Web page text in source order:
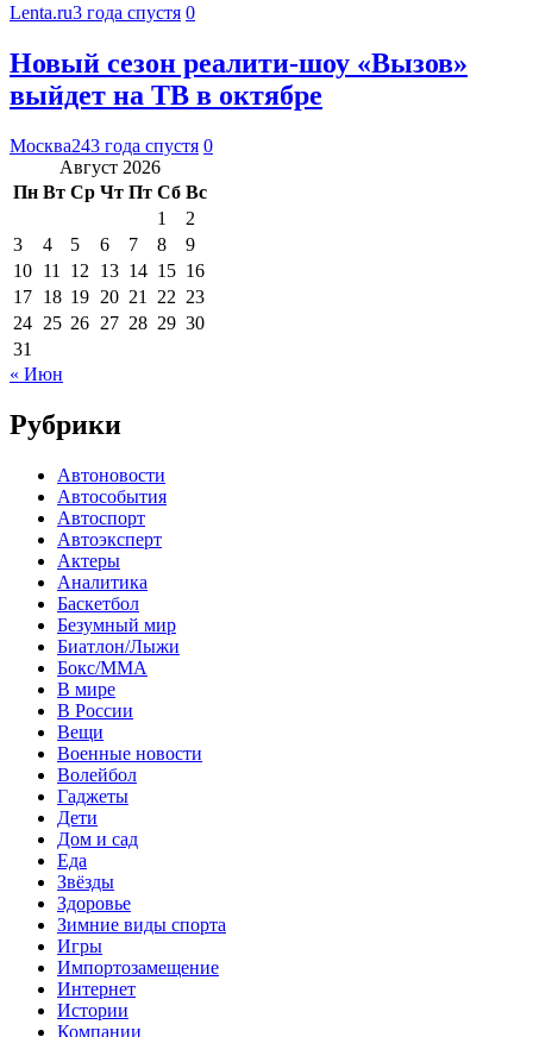
Lenta.ru3 года спустя 0
Новый сезон реалити-шоу «Вызов»
выйдет на ТВ в октябре
Москва243 года спустя 0
Август 2026
Пн Вт Ср Чт Пт Сб Вс
1
2
3
4 5 6 7 8
9
10 11 12 13 14 15 16
17 18 19 20 21 22 23
24 25 26 27 28 29 30
31
« Июн
Рубрики
Автоновости
Автособытия
Автоспорт
Автоэксперт
Актеры
Аналитика
Баскетбол
Безумный мир
Биатлон/Лыжи
Бокс/MMA
В мире
В России
Вещи
Военные новости
Волейбол
Гаджеты
Дети
Дом и сад
Еда
Звёзды
Здоровье
Зимние виды спорта
Игры
Импортозамещение
Интернет
Истории
Компании